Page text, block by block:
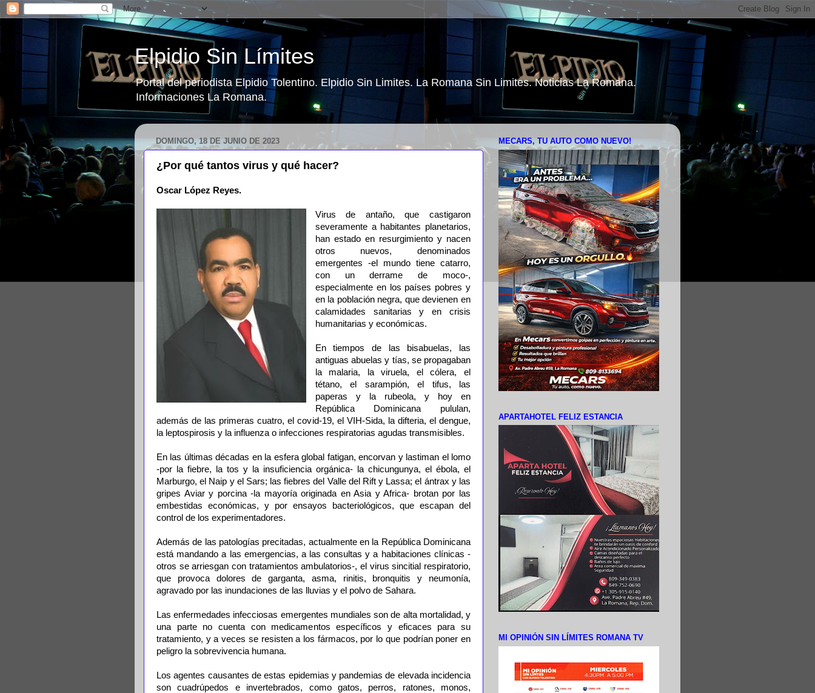
Elpidio Sin Límites
Portal del periodista Elpidio Tolentino. Elpidio Sin Limites. La Romana Sin Limites. Noticias La Romana.
Informaciones La Romana.
DOMINGO, 18 DE JUNIO DE 2023
¿Por qué tantos virus y qué hacer?
Oscar López Reyes.
Virus de antaño, que castigaron
severamente a habitantes planetarios,
han estado en resurgimiento y nacen
otros nuevos, denominados
emergentes -el mundo tiene catarro,
con un derrame de moco-,
especialmente en los países pobres y
en la población negra, que devienen en
calamidades sanitarias y en crisis
humanitarias y económicas.
En tiempos de las bisabuelas, las
antiguas abuelas y tías, se propagaban
la malaria, la viruela, el cólera, el
tétano, el sarampión, el tifus, las
paperas y la rubeola, y hoy en
República Dominicana pululan,
además de las primeras cuatro, el covid-19, el VIH-Sida, la difteria, el dengue,
la leptospirosis y la influenza o infecciones respiratorias agudas transmisibles.
En las últimas décadas en la esfera global fatigan, encorvan y lastiman el lomo
-por la fiebre, la tos y la insuficiencia orgánica- la chicungunya, el ébola, el
Marburgo, el Naip y el Sars; las fiebres del Valle del Rift y Lassa; el ántrax y las
gripes Aviar y porcina -la mayoría originada en Asia y Africa- brotan por las
embestidas económicas, y por ensayos bacteriológicos, que escapan del
control de los experimentadores.
Además de las patologías precitadas, actualmente en la República Dominicana
está mandando a las emergencias, a las consultas y a habitaciones clínicas -
otros se arriesgan con tratamientos ambulatorios-, el virus sincitial respiratorio,
que provoca dolores de garganta, asma, rinitis, bronquitis y neumonía,
agravado por las inundaciones de las lluvias y el polvo de Sahara.
Las enfermedades infecciosas emergentes mundiales son de alta mortalidad, y
una parte no cuenta con medicamentos específicos y eficaces para su
tratamiento, y a veces se resisten a los fármacos, por lo que podrían poner en
peligro la sobrevivencia humana.
Los agentes causantes de estas epidemias y pandemias de elevada incidencia
son cuadrúpedos e invertebrados, como gatos, perros, ratones, monos,
MECARS, TU AUTO COMO NUEVO!
APARTAHOTEL FELIZ ESTANCIA
MI OPINIÓN SIN LÍMITES ROMANA TV